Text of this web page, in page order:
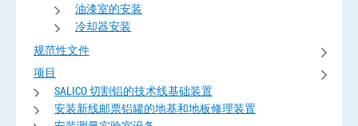
油漆室的安装
冷却器安装
规范性文件
项目
SALICO 切割铝的技术线基础装置
安装新线邮票铝罐的地基和地板修理装置